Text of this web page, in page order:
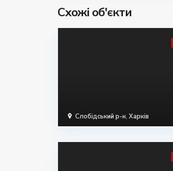
Схожі об'єкти
Слобідський р-н, Харків